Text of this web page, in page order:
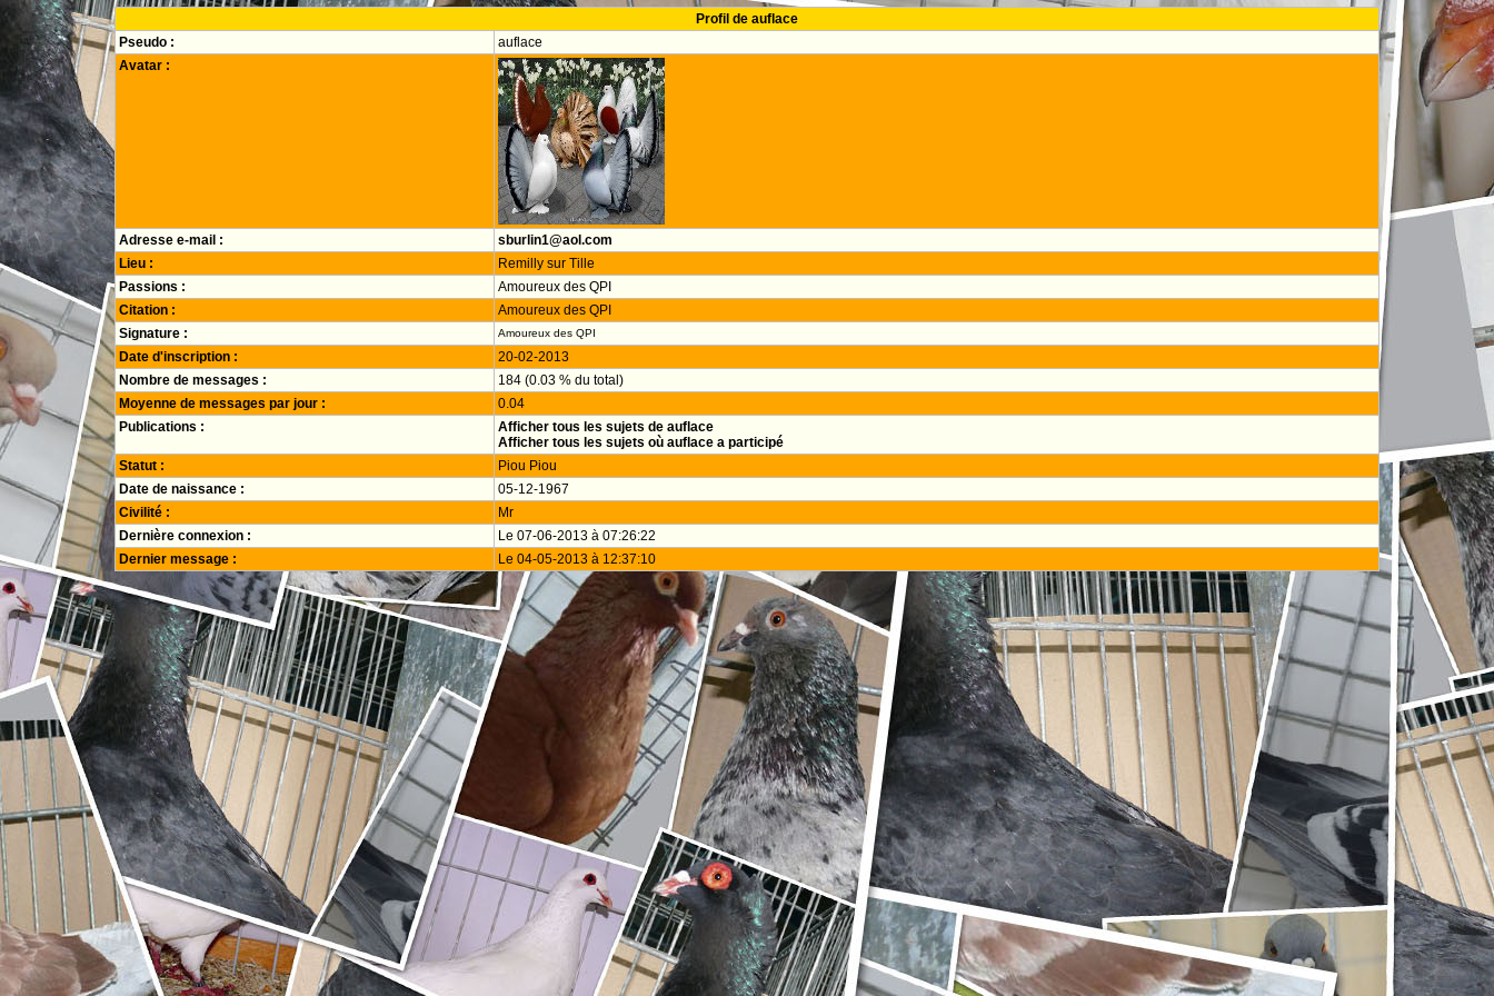
Profil de auflace
Pseudo :
auflace
Avatar :
Adresse e-mail :
sburlin1@aol.com
Lieu :
Remilly sur Tille
Passions :
Amoureux des QPI
Citation :
Amoureux des QPI
Signature :
Amoureux des QPI
Date d'inscription :
20-02-2013
Nombre de messages :
184 (0.03 % du total)
Moyenne de messages par jour :
0.04
Publications :
Afficher tous les sujets de auflace
Afficher tous les sujets où auflace a participé
Statut :
Piou Piou
Date de naissance :
05-12-1967
Civilité :
Mr
Dernière connexion :
Le 07-06-2013 à 07:26:22
Dernier message :
Le 04-05-2013 à 12:37:10